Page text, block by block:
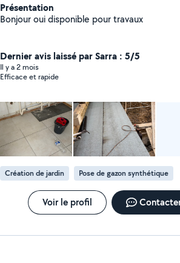
Présentation
Bonjour oui disponible pour travaux
Dernier avis laissé par Sarra : 5/5
Il y a 2 mois
Efficace et rapide
Création de jardin Pose de gazon synthétique
Voir le profil